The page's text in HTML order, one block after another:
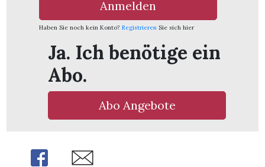
Anmelden
Haben Sie noch kein Konto? Registrieren Sie sich hier
Ja. Ich benötige ein
Abo.
Abo Angebote
Share Share